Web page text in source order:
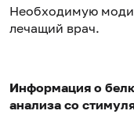
Необходимую
лечащий врач.
Информация о
анализа со